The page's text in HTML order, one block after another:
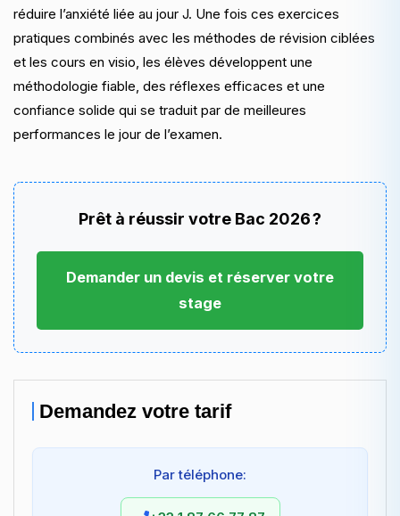
réduire l’anxiété liée au jour J. Une fois ces exercices
pratiques combinés avec les méthodes de révision ciblées
et les cours en visio, les élèves développent une
méthodologie fiable, des réflexes efficaces et une
confiance solide qui se traduit par de meilleures
performances le jour de l’examen.
Prêt à réussir votre Bac 2026 ?
Demander un devis et réserver votre
stage
Demandez votre tarif
Par téléphone: